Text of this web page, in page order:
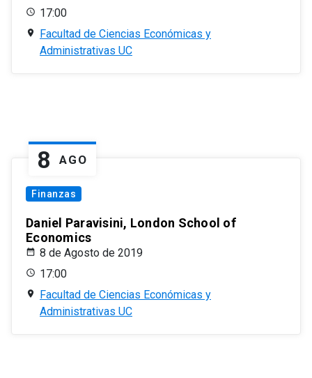
17:00
Facultad de Ciencias Económicas y
Administrativas UC
8 AGO
Finanzas
Daniel Paravisini, London School of
Economics
8 de Agosto de 2019
17:00
Facultad de Ciencias Económicas y
Administrativas UC